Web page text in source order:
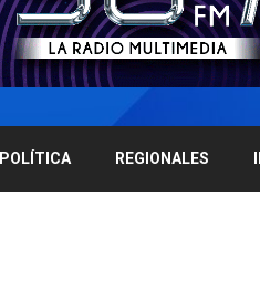
POLÍTICA REGIONALES